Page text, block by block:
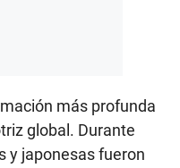
más profunda
global. Durante
y japonesas fueron